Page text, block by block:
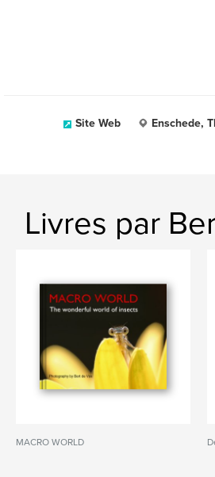
Site Web Enschede,
Livres par
MACRO WORLD